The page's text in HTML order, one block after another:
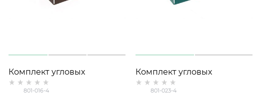
Комплект угловых
металлических
801-016-4
Комплект угловых
металлических
801-023-4